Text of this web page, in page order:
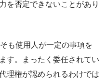
を否定できないことがあり
も使用人が一定の事項を
す。まったく委任されてい
理権が認められるわけでは